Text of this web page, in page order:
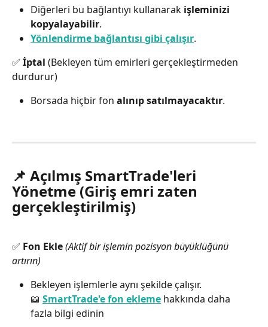
Diğerleri bu bağlantıyı kullanarak işleminizi
kopyalayabilir.
Yönlendirme bağlantısı gibi çalışır.
✅ İptal (Bekleyen tüm emirleri gerçekleştirmeden
durdurur)
Borsada hiçbir fon alınıp satılmayacaktır.
📌 Açılmış SmartTrade'leri
Yönetme (Giriş emri zaten
gerçekleştirilmiş)
✅ Fon Ekle(Aktif bir işlemin pozisyon büyüklüğünü
artırın)
Bekleyen işlemlerle aynı şekilde çalışır.
📖 SmartTrade'e fon ekleme hakkında daha
fazla bilgi edinin